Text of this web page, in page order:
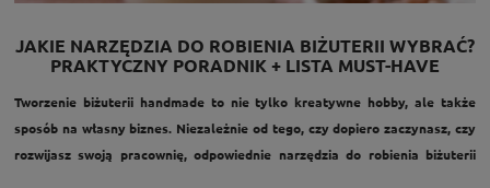
JAKIE NARZĘDZIA DO ROBIENIA BIŻUTERII WYBRAĆ?
PRAKTYCZNY PORADNIK + LISTA MUST-HAVE
Tworzenie biżuterii handmade to nie tylko kreatywne hobby, ale także
sposób na własny biznes. Niezależnie od tego, czy dopiero zaczynasz, czy
rozwijasz swoją pracownię, odpowiednie narzędzia do robienia biżuterii